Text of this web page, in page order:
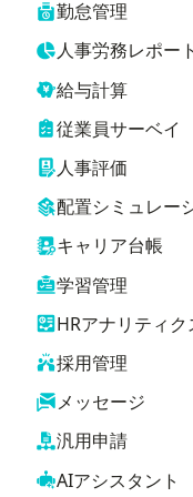
勤怠管理
人事労務レポート
給与計算
従業員サーベイ
人事評価
配置シミュレー
キャリア台帳
学習管理
HRアナリティク
採用管理
メッセージ
汎用申請
AIアシスタント